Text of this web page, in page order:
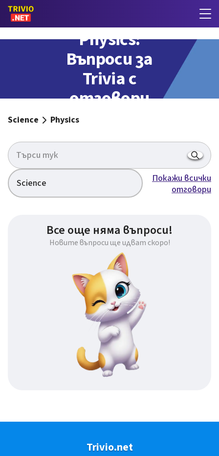
Physics:
Въпроси за
Trivia с
отговори
Science Physics
Science
Покажи всички
отговори
Все още няма въпроси!
Новите въпроси ще идват скоро!
Trivio.net